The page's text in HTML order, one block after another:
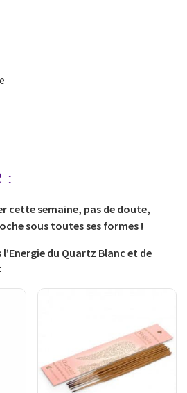
:
cette semaine, pas de doute,
sous toutes ses formes !
du Quartz Blanc et de